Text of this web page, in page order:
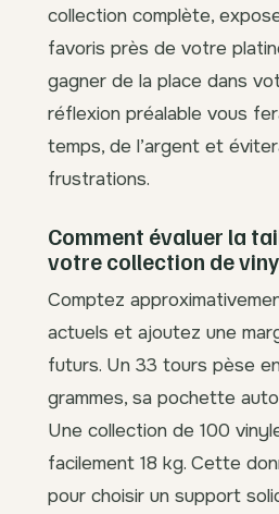
collection complète,
favoris près de votre
gagner de la place dans
réflexion préalable vous
temps, de l’argent et
frustrations.
Comment évaluer la
votre collection de
Comptez
actuels et ajoutez une
futurs. Un 33 tours pèse
grammes, sa pochette
Une collection de 100
facilement 18 kg. Cette
pour choisir un support